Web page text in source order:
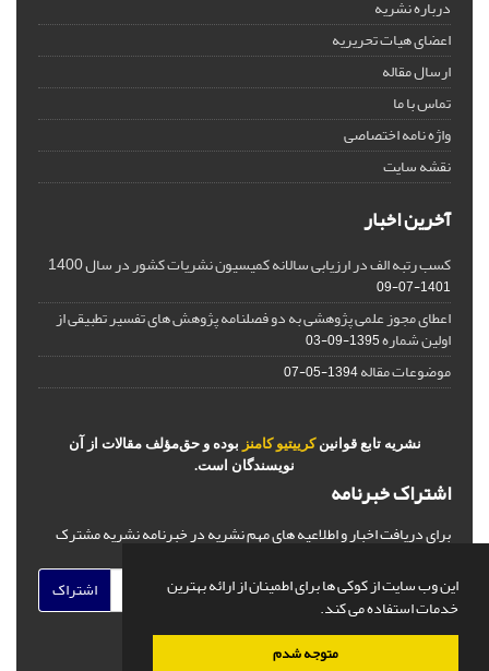
این وب سایت از کوکی ها برای اطمینان از ارائه بهترین
خدمات استفاده می کند.
متوجه شدم
درباره نشریه
اعضای هیات تحریریه
ارسال مقاله
تماس با ما
واژه نامه اختصاصی
نقشه سایت
آخرین اخبار
کسب رتبه الف در ارزیابی سالانه کمیسیون نشریات کشور در سال 1400
1401-07-09
اعطای مجوز علمی پژوهشی به دو فصلنامه پژوهش های تفسیر تطبیقی از
اولین شماره1395-09-03
موضوعات مقاله1394-05-07
نشریه تابع قوانین کرییتیو کامنز بوده و حق‌مؤلف مقالات از آن
نویسندگان است.
اشتراک خبرنامه
برای دریافت اخبار و اطلاعیه های مهم نشریه در خبرنامه نشریه مشترک
اشتراک